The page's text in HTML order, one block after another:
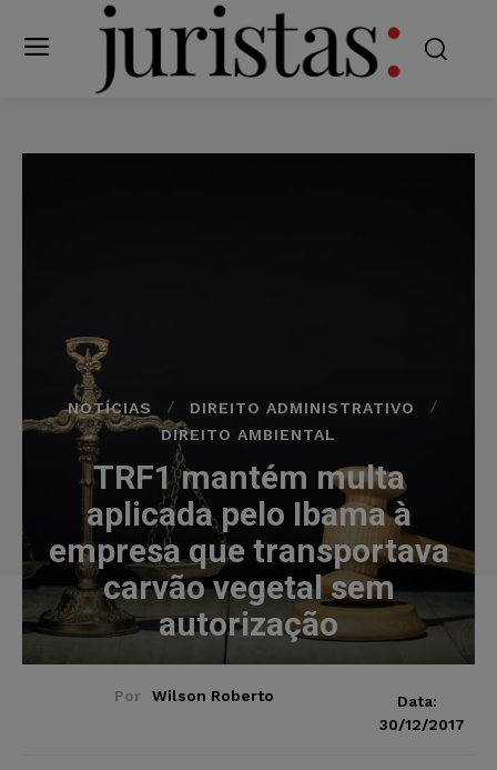
NOTÍCIAS
DIREITO ADMINISTRATIVO
DIREITO AMBIENTAL
TRF1 mantém multa
aplicada pelo Ibama à
empresa que transportava
carvão vegetal sem
autorização
Por Wilson Roberto
Data:
30/12/2017